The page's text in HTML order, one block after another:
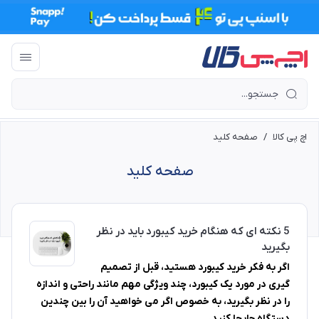
اچ پی کالا / صفحه کلید
صفحه کلید
5 نکته ای که هنگام خرید کیبورد باید در نظر
بگیرید
اگر به فکر خرید کیبورد هستید، قبل از تصمیم
گیری در مورد یک کیبورد، چند ویژگی مهم مانند راحتی و اندازه
را در نظر بگیرید، به خصوص اگر می خواهید آن را بین چندین